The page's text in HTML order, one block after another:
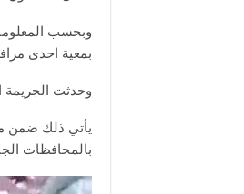
وبحسب
بمعية احدى
وحدثت الجريمة
يأتي ذلك ضمن
بالمحافظات